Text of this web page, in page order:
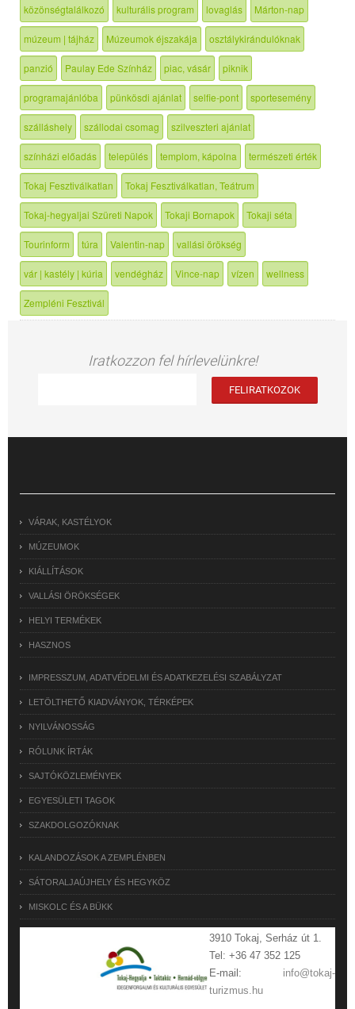
közönségtalálkozó kulturális program lovaglás Márton-nap
múzeum | tájház Múzeumok éjszakája osztálykirándulóknak
panzió Paulay Ede Színház piac, vásár piknik
programajánlóba pünkösdi ajánlat selfie-pont sportesemény
szálláshely szállodai csomag szilveszteri ajánlat
színházi előadás település templom, kápolna természeti érték
Tokaj Fesztiválkatlan Tokaj Fesztiválkatlan, Teátrum
Tokaj-hegyaljai Szüreti Napok Tokaji Bornapok Tokaji séta
Tourinform túra Valentin-nap vallási örökség
vár | kastély | kúria vendégház Vince-nap vízen wellness
Zempléni Fesztivál
Iratkozzon fel hírlevelünkre!
VÁRAK, KASTÉLYOK
MÚZEUMOK
KIÁLLÍTÁSOK
VALLÁSI ÖRÖKSÉGEK
HELYI TERMÉKEK
HASZNOS
IMPRESSZUM, ADATVÉDELMI ÉS ADATKEZELÉSI SZABÁLYZAT
LETÖLTHETŐ KIADVÁNYOK, TÉRKÉPEK
NYILVÁNOSSÁG
RÓLUNK ÍRTÁK
SAJTÓKÖZLEMÉNYEK
EGYESÜLETI TAGOK
SZAKDOLGOZÓKNAK
KALANDOZÁSOK A ZEMPLÉNBEN
SÁTORALJAÚJHELY ÉS HEGYKÖZ
MISKOLC ÉS A BÜKK
3910 Tokaj, Serház út 1.
Tel: +36 47 352 125
E-mail: info@tokaj-
turizmus.hu